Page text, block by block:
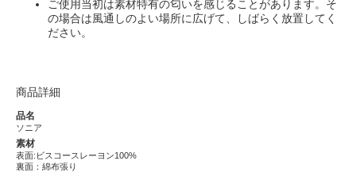
ご使用当初は素材特有の匂いを感じることがあります。そ
の場合は風通しのよい場所に広げて、しばらく放置してく
ださい。
商品詳細
品名
ソニア
素材
表面:ビスコースレーヨン100%
裏面：綿布張り